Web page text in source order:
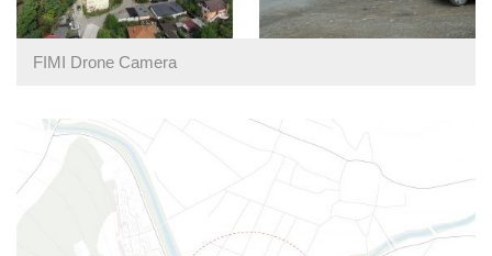
FIMI Drone Camera